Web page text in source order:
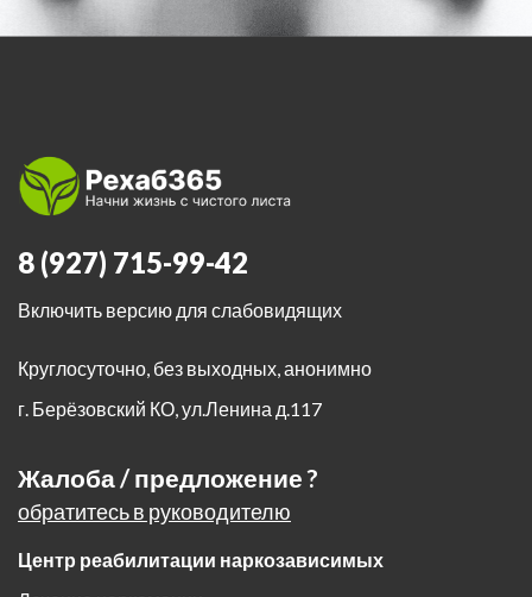
8 (927) 715-99-42
Включить версию для слабовидящих
Круглосуточно, без выходных, анонимно
г. Берёзовский КО,ул.Ленина д.117
Жалоба / предложение ?
обратитесь в руководителю
Центр реабилитации наркозависимых